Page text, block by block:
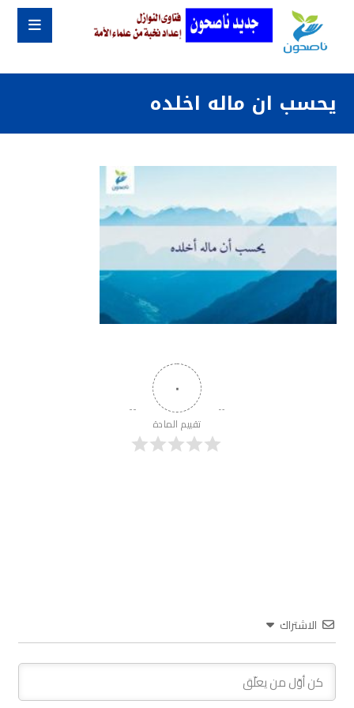
يحسب ان ماله اخلده
٠
تقييم المادة
الاشتراك